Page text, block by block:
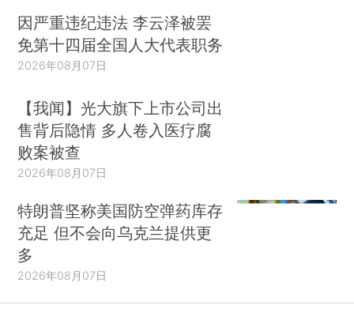
因严重违纪违法 李云泽被罢
免第十四届全国人大代表职务
2026年08月07日
【我闻】光大旗下上市公司出
售背后隐情 多人卷入医疗腐
败案被查
2026年08月07日
特朗普坚称美国防空弹药库存
充足 但不会向乌克兰提供更
多
2026年08月07日